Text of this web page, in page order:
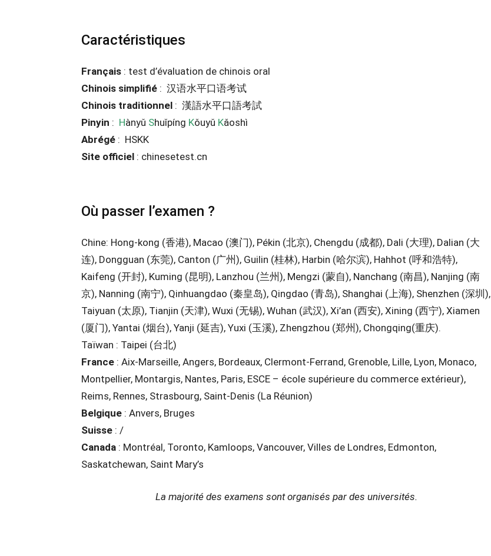
Caractéristiques
Français : test d’évaluation de chinois oral
Chinois simplifié : 汉语水平口语考试
Chinois traditionnel : 漢語水平口語考試
Pinyin : Hànyǔ Shuǐpíng Kǒuyǔ Kǎoshì
Abrégé : HSKK
Site officiel : chinesetest.cn
Où passer l’examen ?
Chine: Hong-kong (香港), Macao (澳门), Pékin (北京), Chengdu (成都), Dali (大理), Dalian (大
连), Dongguan (东莞), Canton (广州), Guilin (桂林), Harbin (哈尔滨), Hahhot (呼和浩特),
Kaifeng (开封), Kuming (昆明), Lanzhou (兰州), Mengzi (蒙自), Nanchang (南昌), Nanjing (南
京), Nanning (南宁), Qinhuangdao (秦皇岛), Qingdao (青岛), Shanghai (上海), Shenzhen (深圳),
Taiyuan (太原), Tianjin (天津), Wuxi (无锡), Wuhan (武汉), Xi’an (西安), Xining (西宁), Xiamen
(厦门), Yantai (烟台), Yanji (延吉), Yuxi (玉溪), Zhengzhou (郑州), Chongqing(重庆).
Taïwan : Taipei (台北)
France : Aix-Marseille, Angers, Bordeaux, Clermont-Ferrand, Grenoble, Lille, Lyon, Monaco,
Montpellier, Montargis, Nantes, Paris, ESCE – école supérieure du commerce extérieur),
Reims, Rennes, Strasbourg, Saint-Denis (La Réunion)
Belgique : Anvers, Bruges
Suisse : /
Canada : Montréal, Toronto, Kamloops, Vancouver, Villes de Londres, Edmonton,
Saskatchewan, Saint Mary’s
La majorité des examens sont organisés par des universités.